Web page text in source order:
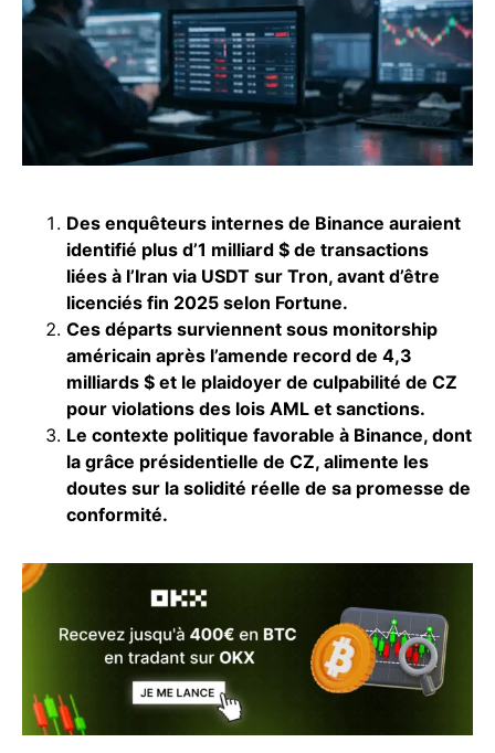
Des enquêteurs internes de Binance auraient
identifié plus d’1 milliard $ de transactions
liées à l’Iran via USDT sur Tron, avant d’être
licenciés fin 2025 selon Fortune.
Ces départs surviennent sous monitorship
américain après l’amende record de 4,3
milliards $ et le plaidoyer de culpabilité de CZ
pour violations des lois AML et sanctions.
Le contexte politique favorable à Binance, dont
la grâce présidentielle de CZ, alimente les
doutes sur la solidité réelle de sa promesse de
conformité.